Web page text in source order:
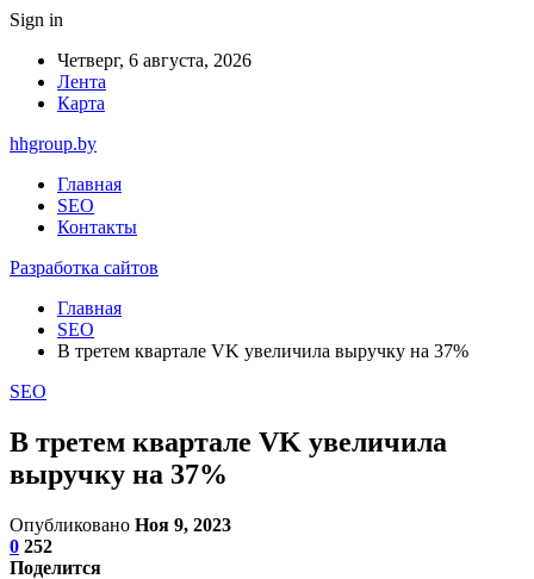
Sign in
Четверг, 6 августа, 2026
Лента
Карта
hhgroup.by
Главная
SEO
Контакты
Разработка сайтов
Главная
SEO
В третем квартале VK увеличила выручку на 37%
SEO
В третем квартале VK увеличила
выручку на 37%
Опубликовано Ноя 9, 2023
0 252
Поделится